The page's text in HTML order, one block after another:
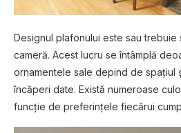
Designul plafonului este sau
cameră. Acest lucru se întâmplă
ornamentele sale depind de spațiul
încăperi date. Există numeroase
funcție de preferințele fiecărui